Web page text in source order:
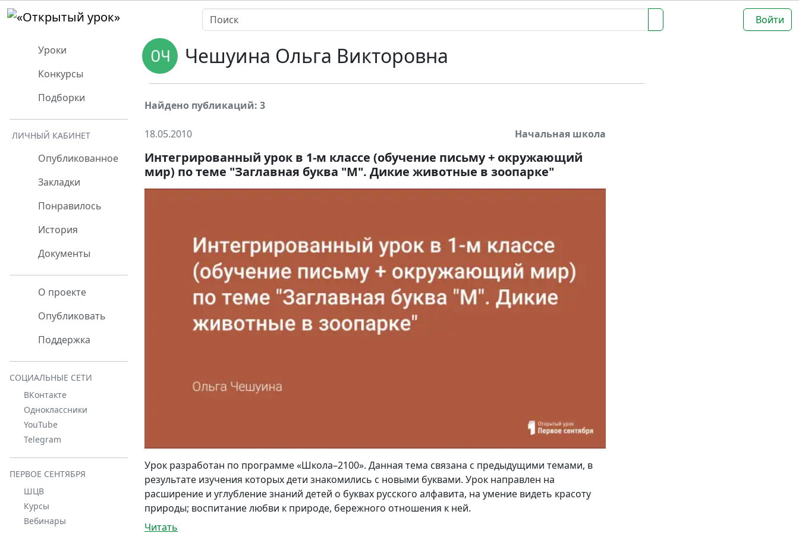
Войти
Уроки
Конкурсы
Подборки
ЛИЧНЫЙ КАБИНЕТ
Опубликованное
Закладки
Понравилось
История
Документы
О проекте
Опубликовать
Поддержка
СОЦИАЛЬНЫЕ СЕТИ
ВКонтакте
Одноклассники
YouTube
Telegram
ПЕРВОЕ СЕНТЯБРЯ
ШЦВ
Курсы
Вебинары
Чешуина Ольга Викторовна
Найдено публикаций: 3
18.05.2010 Начальная школа
Интегрированный урок в 1-м классе (обучение письму + окружающий
мир) по теме "Заглавная буква "М". Дикие животные в зоопарке"
Урок разработан по программе «Школа–2100». Данная тема связана с предыдущими темами, в
результате изучения которых дети знакомились с новыми буквами. Урок направлен на
расширение и углубление знаний детей о буквах русского алфавита, на умение видеть красоту
природы; воспитание любви к природе, бережного отношения к ней.
Читать